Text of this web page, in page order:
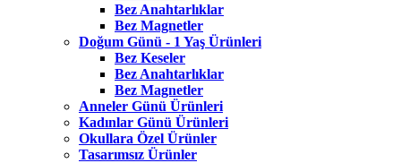
Bez Anahtarlıklar
Bez Magnetler
Doğum Günü - 1 Yaş Ürünleri
Bez Keseler
Bez Anahtarlıklar
Bez Magnetler
Anneler Günü Ürünleri
Kadınlar Günü Ürünleri
Okullara Özel Ürünler
Tasarımsız Ürünler